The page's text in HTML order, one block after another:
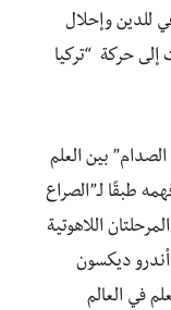
للدين وإحلال
حركة “تركيا
بين العلم
طبقًا لـ”الصراع
اللاهوتية
أندرو ديكسون
في العالم